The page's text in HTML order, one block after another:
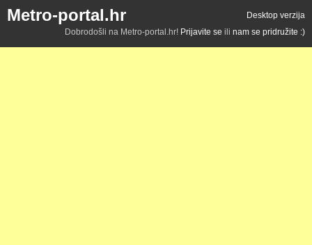
Metro-portal.hr
Desktop verzija
Dobrodošli na Metro-portal.hr! Prijavite se ili nam se pridružite :)